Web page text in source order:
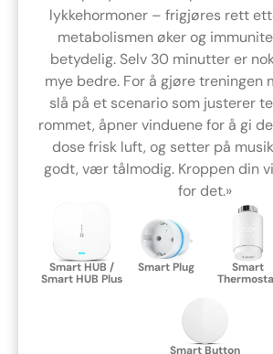
lykkehormoner – frigjøres rett
metabolismen øker og
betydelig. Selv 30 minutter er
mye bedre. For å gjøre treningen
slå på et scenario som justerer
rommet, åpner vinduene for å gi
dose frisk luft, og setter på
godt, vær tålmodig. Kroppen din
for det.»
Smart HUB /
Smart HUB Plus
Smart Plug
Smart
Smart Button